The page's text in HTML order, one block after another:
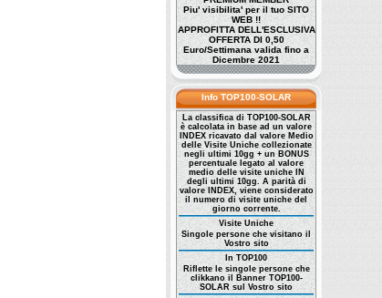
Piu' visibilita' per il tuo SITO
WEB !!
APPROFITTA DELL'ESCLUSIVA
OFFERTA DI 0,50
Euro/Settimana valida fino a
Dicembre 2021
Info TOP100-SOLAR
La classifica di TOP100-SOLAR
è calcolata in base ad un valore
INDEX ricavato dal valore Medio
delle Visite Uniche collezionate
negli ultimi 10gg + un BONUS
percentuale legato al valore
medio delle visite uniche IN
degli ultimi 10gg. A parità di
valore INDEX, viene considerato
il numero di visite uniche del
giorno corrente.
Visite Uniche
Singole persone che visitano il
Vostro sito
In TOP100
Riflette le singole persone che
clikkano il Banner TOP100-
SOLAR sul Vostro sito